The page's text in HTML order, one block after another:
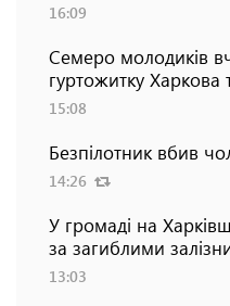
16:09
Семеро молодиків
гуртожитку Харкова
15:08
Безпілотник вбив
14:26
У громаді на
за загиблими
13:03